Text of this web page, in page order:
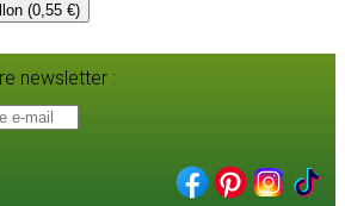
(0,55 €)
newsletter :